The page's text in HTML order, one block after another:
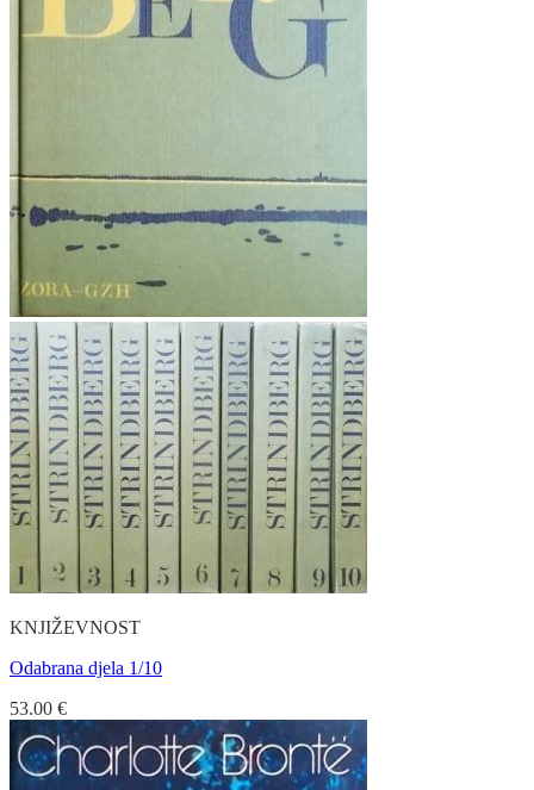
KNJIŽEVNOST
Odabrana djela 1/10
53.00 €